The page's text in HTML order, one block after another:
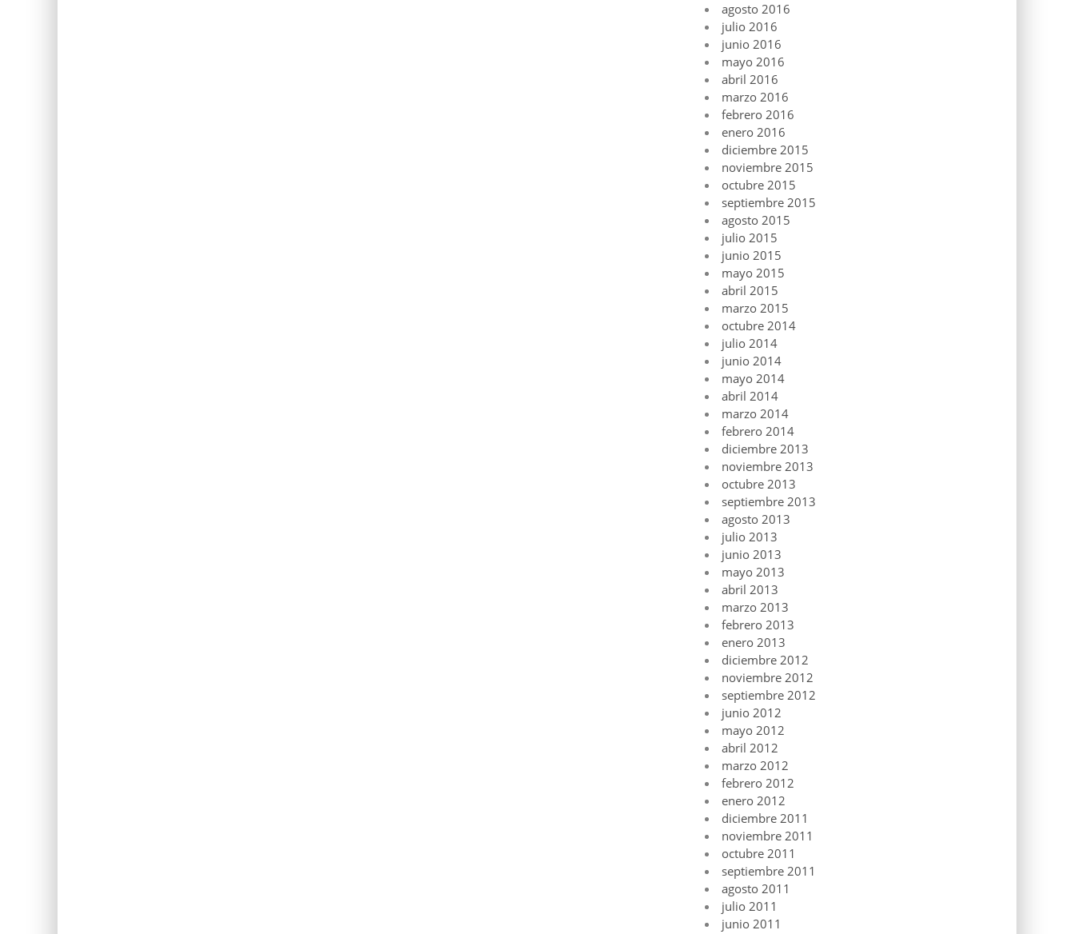
agosto 2016
julio 2016
junio 2016
mayo 2016
abril 2016
marzo 2016
febrero 2016
enero 2016
diciembre 2015
noviembre 2015
octubre 2015
septiembre 2015
agosto 2015
julio 2015
junio 2015
mayo 2015
abril 2015
marzo 2015
octubre 2014
julio 2014
junio 2014
mayo 2014
abril 2014
marzo 2014
febrero 2014
diciembre 2013
noviembre 2013
octubre 2013
septiembre 2013
agosto 2013
julio 2013
junio 2013
mayo 2013
abril 2013
marzo 2013
febrero 2013
enero 2013
diciembre 2012
noviembre 2012
septiembre 2012
junio 2012
mayo 2012
abril 2012
marzo 2012
febrero 2012
enero 2012
diciembre 2011
noviembre 2011
octubre 2011
septiembre 2011
agosto 2011
julio 2011
junio 2011